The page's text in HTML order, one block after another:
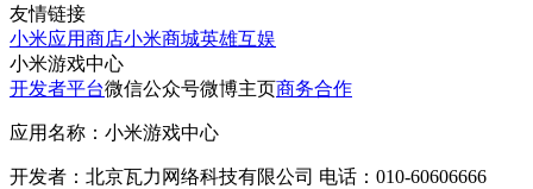
友情链接
小米应用商店小米商城英雄互娱
小米游戏中心
开发者平台微信公众号微博主页商务合作
应用名称：小米游戏中心
开发者：北京瓦力网络科技有限公司 电话：010-60606666